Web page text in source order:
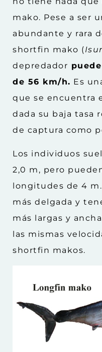
mako. Pese a ser
abundante y rara
shortfin mako (
depredador
de 56 km/h. Es
que se encuentra
dada su baja tasa
de captura como
Los individuos
2,0 m, pero
longitudes de 4
más delgada y
más largas y
las mismas
shortfin makos.